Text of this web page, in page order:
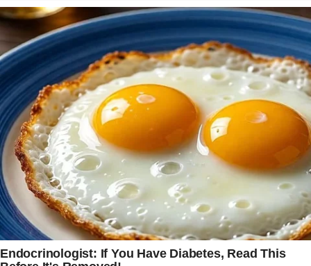
rodovias estreitas. Especialistas apontam que
fatores como infraestrutura limitada, fiscalização
insuficiente, manutenção inadequada dos
veículos e longas jornadas de trabalho dos
motoristas podem aumentar significativamente o
risco de ocorrências graves. Organizações
ligadas à segurança no trânsito defendem
investimentos contínuos na melhoria das
estradas, na renovação da frota e no
fortalecimento das ações de prevenção para
preservar vidas.